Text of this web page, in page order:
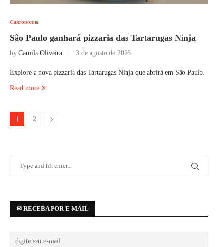
Gastronomia
São Paulo ganhará pizzaria das Tartarugas Ninja
by Camila Oliveira 3 de agosto de 2026
Explore a nova pizzaria das Tartarugas Ninja que abrirá em São Paulo.
Read more
1 2
✉ RECEBA POR E-MAIL